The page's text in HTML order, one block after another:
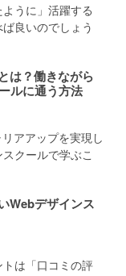
うに」活躍する
良いのでしょう
は？働きながら
ルに通う方法
アアップを実現し
クールで学ぶこ
Webデザインス
は「口コミの評